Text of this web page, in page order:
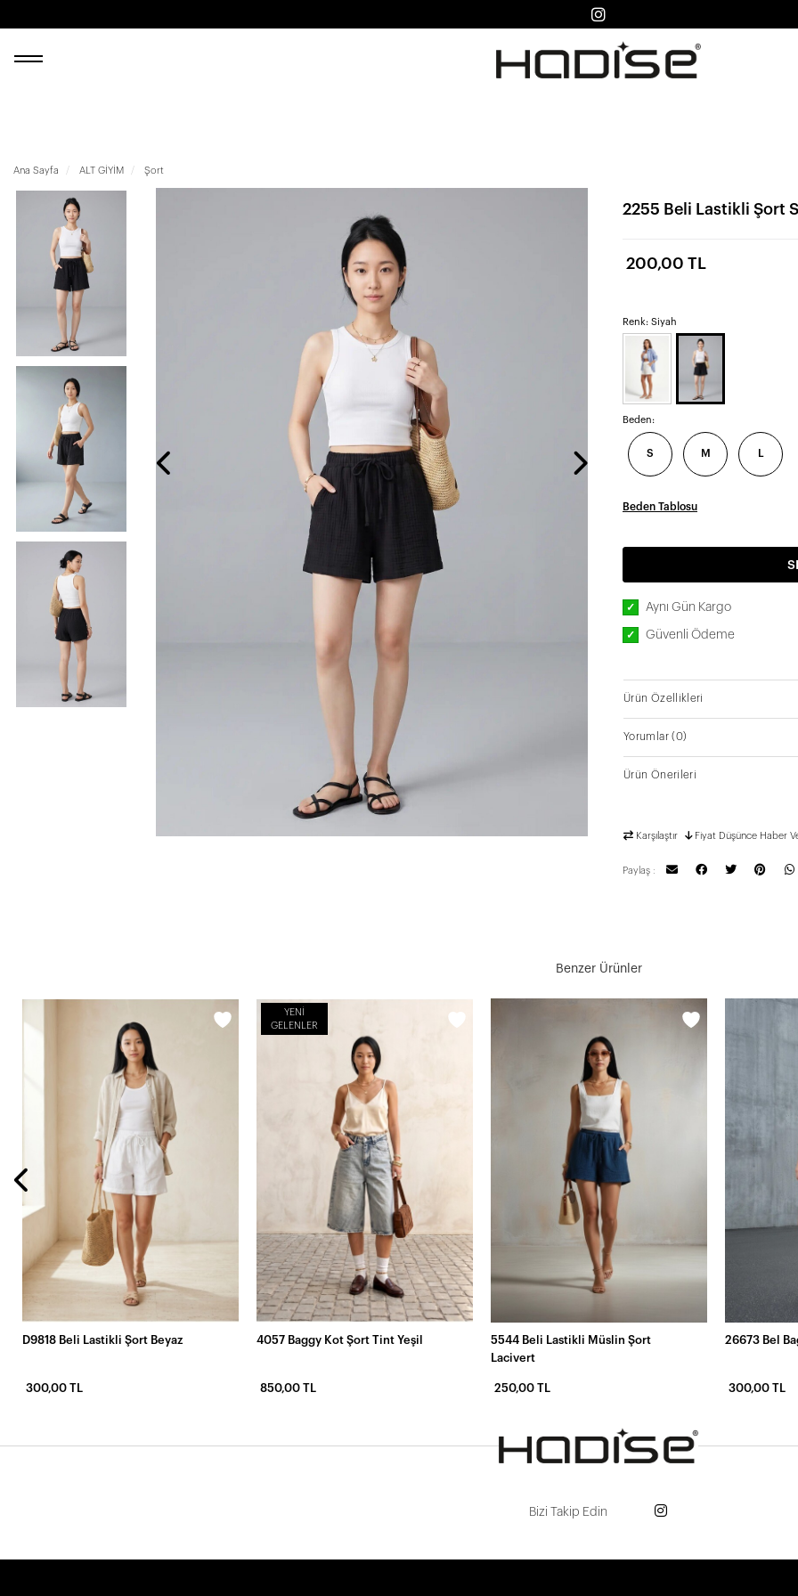
Ana Sayfa ALT GİYİM Şort
2255 Beli Lastikli Şort
200,00 TL
Renk: Siyah
Beden:
S M L
Beden Tablosu
✓ Aynı Gün Kargo
✓ Güvenli Ödeme
Ürün Özellikleri
Yorumlar(0)
Ürün Önerileri
Karşılaştır Fiyat Düşünce Haber
Paylaş :
Benzer Ürünler
D9818 Beli Lastikli Şort Beyaz
300,00 TL
YENI
GELENLER
4057 Baggy Kot Şort Tint Yeşil
850,00 TL
5544 Beli Lastikli Müslin Şort
Lacivert
250,00 TL
26673 Bel
300,00 TL
Bizi Takip Edin